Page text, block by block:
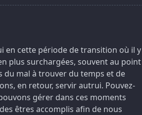
en cette période de transition où il y
plus surchargées, souvent au point
mal à trouver du temps et de
en retour, servir autrui. Pouvez-
gérer dans ces moments
êtres accomplis afin de nous